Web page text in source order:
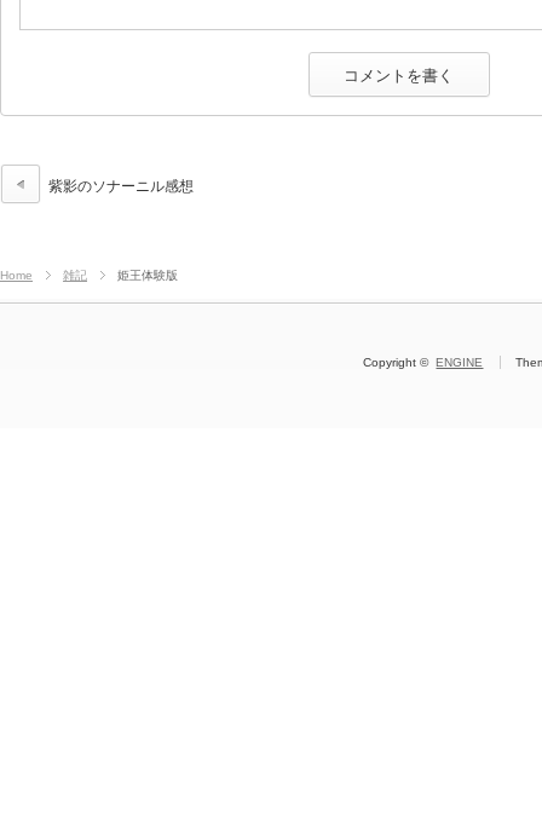
紫影のソナーニル感想
Home 雑記 姫王体験版
Copyright ©ENGINE